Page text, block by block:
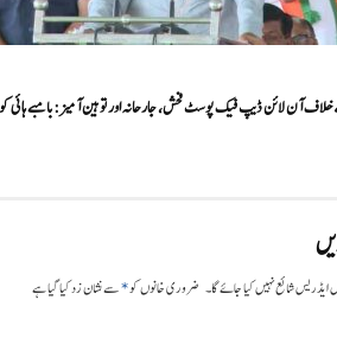
آن لائن ڈیپ فیک پوسٹ فحش، جارحانہ اور توہین آمیز:بامبے
شائع نہیں کیا جائے گا۔ ضروری خانوں کو*سے نشان زد کیا گیا ہے